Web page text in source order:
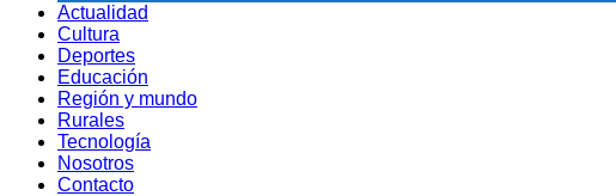
Actualidad
Cultura
Deportes
Educación
Región y mundo
Rurales
Tecnología
Nosotros
Contacto